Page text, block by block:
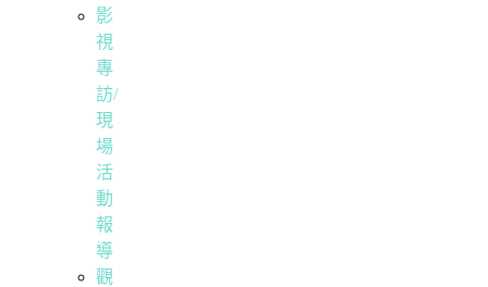
影
視
專
訪/
現
場
活
動
報
導
觀